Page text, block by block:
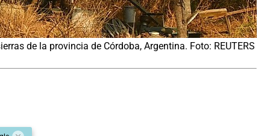
de la provincia de Córdoba, Argentina. Foto: REUTERS